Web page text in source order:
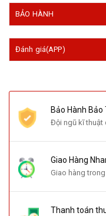
BẢO HÀNH
Đánh giá(APP)
Bảo Hành Bảo
Đội ngũ kĩ thuật
Giao Hàng
Giao hàng
Thanh toán